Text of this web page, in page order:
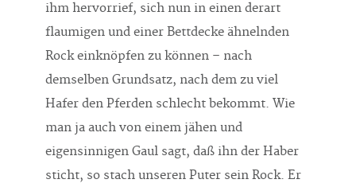
ihm hervorrief, sich nun in einen derart
flaumigen und einer Bettdecke ähnelnden
Rock einknöpfen zu können – nach
demselben Grundsatz, nach dem zu viel
Hafer den Pferden schlecht bekommt. Wie
man ja auch von einem jähen und
eigensinnigen Gaul sagt, daß ihn der Haber
sticht, so stach unseren Puter sein Rock. Er